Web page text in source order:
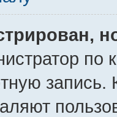
по
запись.